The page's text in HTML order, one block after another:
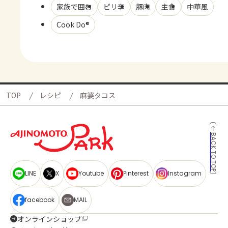
家族で囲む
ピリ辛 豚肉 主食
中華風
Cook Do®
TOP レシピ 麻婆タコス
BACK TO TOP
LINE X Youtube Pinterest Instagram
facebook MAIL
オンラインショップ